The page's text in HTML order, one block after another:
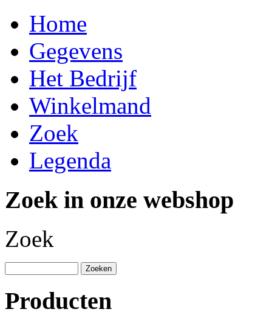
Home
Gegevens
Het Bedrijf
Winkelmand
Zoek
Legenda
Zoek in onze webshop
Zoek
Producten